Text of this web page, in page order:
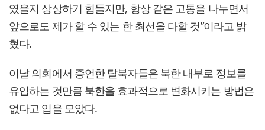
였을지 상상하기 힘들지만, 항상 같은 고통을 나누면서
앞으로도 제가 할 수 있는 한 최선을 다할 것”이라고 밝
혔다.
이날 의회에서 증언한 탈북자들은 북한 내부로 정보를
유입하는 것만큼 북한을 효과적으로 변화시키는 방법은
없다고 입을 모았다.